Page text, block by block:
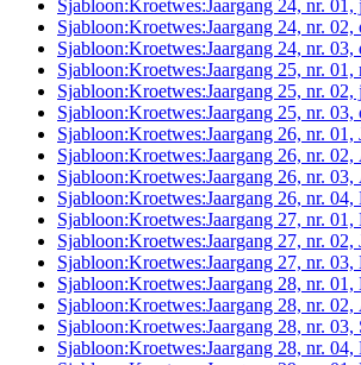
Sjabloon:Kroetwes:Jaargang 24, nr.
Sjabloon:Kroetwes:Jaargang 24, nr. 02,
Sjabloon:Kroetwes:Jaargang 24, nr. 03,
Sjabloon:Kroetwes:Jaargang 25, nr. 01,
Sjabloon:Kroetwes:Jaargang 25, nr.
Sjabloon:Kroetwes:Jaargang 25, nr. 03,
Sjabloon:Kroetwes:Jaargang 26, nr. 01,
Sjabloon:Kroetwes:Jaargang 26, nr.
Sjabloon:Kroetwes:Jaargang 26, nr.
Sjabloon:Kroetwes:Jaargang 26, nr. 04,
Sjabloon:Kroetwes:Jaargang 27, nr. 01,
Sjabloon:Kroetwes:Jaargang 27, nr. 02,
Sjabloon:Kroetwes:Jaargang 27, nr.
Sjabloon:Kroetwes:Jaargang 28, nr. 01,
Sjabloon:Kroetwes:Jaargang 28, nr.
Sjabloon:Kroetwes:Jaargang 28, nr. 03,
Sjabloon:Kroetwes:Jaargang 28, nr. 04,